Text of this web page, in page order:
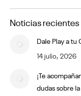
Noticias recientes
Dale Play a
14 julio, 2026
¡Te
dudas sobre